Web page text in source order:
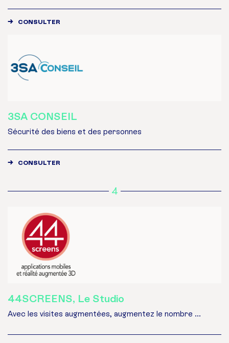
CONSULTER
3SA CONSEIL
Sécurité des biens et des personnes
CONSULTER
4
44SCREENS, Le Studio
Avec les visites augmentées, augmentez le nombre ...